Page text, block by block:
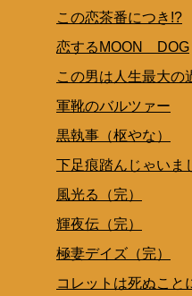
この恋茶番につき!?
恋するMOON DOG
この男は人生最大の
軍靴のバルツァー
黒執事（枢やな）
下足痕踏んじゃいま
風光る（完）
輝夜伝（完）
極妻デイズ（完）
コレットは死ぬこと